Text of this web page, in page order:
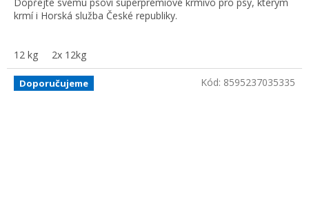
Dopřejte svému psovi superprémiové krmivo pro psy, kterým
krmí i Horská služba České republiky.
12 kg 2x 12kg
Doporučujeme Kód: 8595237035335